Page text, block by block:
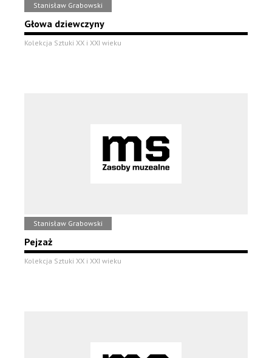
Stanisław Grabowski
Głowa dziewczyny
Kolekcja Sztuki XX i XXI wieku
Stanisław Grabowski
Pejzaż
Kolekcja Sztuki XX i XXI wieku